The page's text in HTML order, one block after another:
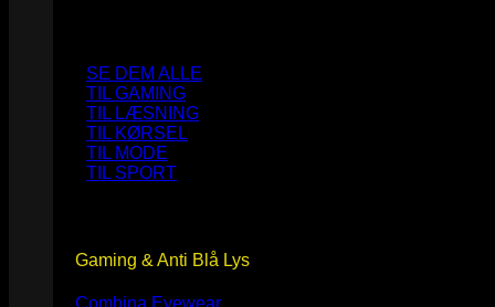
SE DEM ALLE
TIL GAMING
TIL LÆSNING
TIL KØRSEL
TIL MODE
TIL SPORT
Gaming & Anti Blå Lys